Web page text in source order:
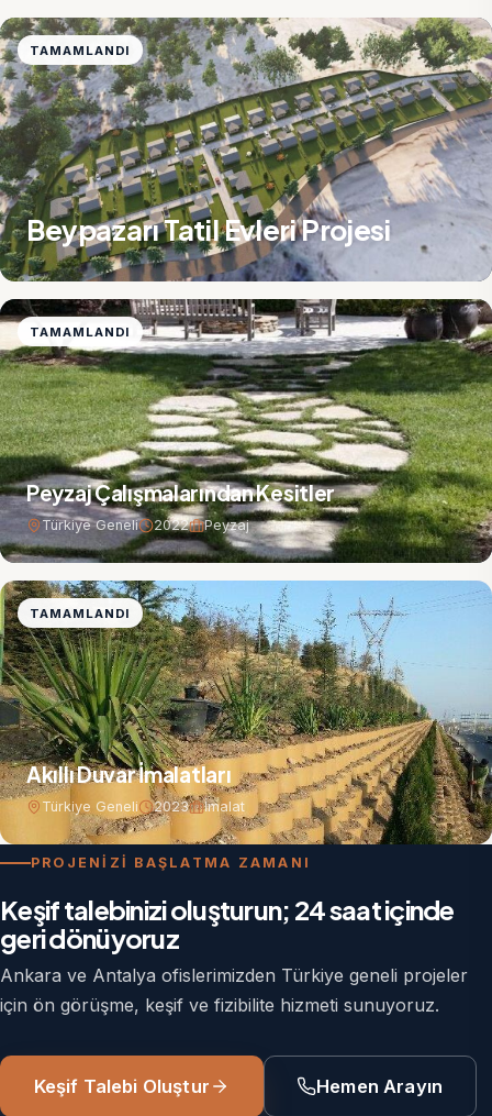
TAMAMLANDI
Beypazarı Tatil Evleri Projesi
TAMAMLANDI
Peyzaj Çalışmalarından Kesitler
Türkiye Geneli 2022 Peyzaj
TAMAMLANDI
Akıllı Duvar İmalatları
Türkiye Geneli 2023 İmalat
PROJENİZİ BAŞLATMA ZAMANI
Keşif talebinizi oluşturun; 24 saat içinde
geri dönüyoruz
Ankara ve Antalya ofislerimizden Türkiye geneli projeler
için ön görüşme, keşif ve fizibilite hizmeti sunuyoruz.
Keşif Talebi Oluştur Hemen Arayın